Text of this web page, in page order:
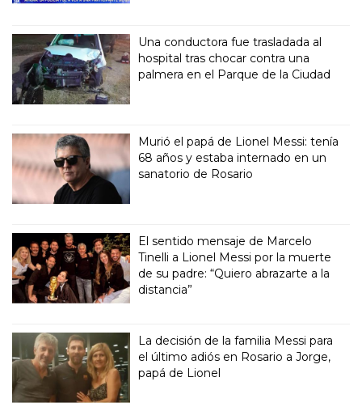
Una conductora fue trasladada al
hospital tras chocar contra una
palmera en el Parque de la Ciudad
Murió el papá de Lionel Messi: tenía
68 años y estaba internado en un
sanatorio de Rosario
El sentido mensaje de Marcelo
Tinelli a Lionel Messi por la muerte
de su padre: “Quiero abrazarte a la
distancia”
La decisión de la familia Messi para
el último adiós en Rosario a Jorge,
papá de Lionel